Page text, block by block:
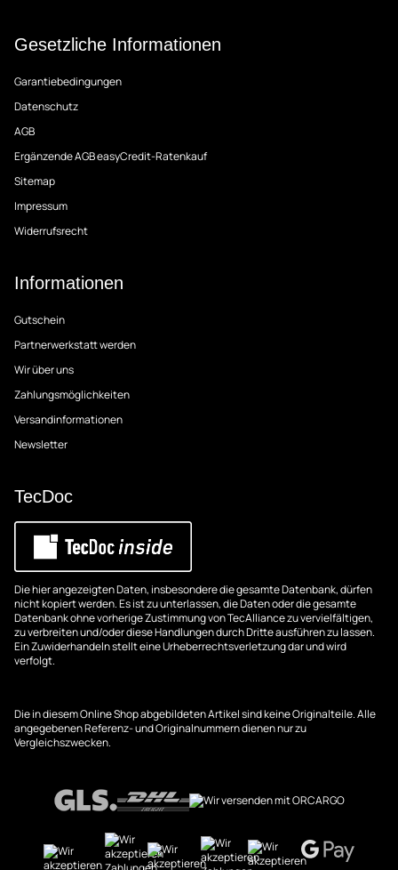
Gesetzliche Informationen
Garantiebedingungen
Datenschutz
AGB
Ergänzende AGB easyCredit-Ratenkauf
Sitemap
Impressum
Widerrufsrecht
Informationen
Gutschein
Partnerwerkstatt werden
Wir über uns
Zahlungsmöglichkeiten
Versandinformationen
Newsletter
TecDoc
Die hier angezeigten Daten, insbesondere die gesamte Datenbank, dürfen
nicht kopiert werden. Es ist zu unterlassen, die Daten oder die gesamte
Datenbank ohne vorherige Zustimmung von TecAlliance zu vervielfältigen,
zu verbreiten und/oder diese Handlungen durch Dritte ausführen zu lassen.
Ein Zuwiderhandeln stellt eine Urheberrechtsverletzung dar und wird
verfolgt.
Die in diesem Online Shop abgebildeten Artikel sind keine Originalteile. Alle
angegebenen Referenz- und Originalnummern dienen nur zu
Vergleichszwecken.